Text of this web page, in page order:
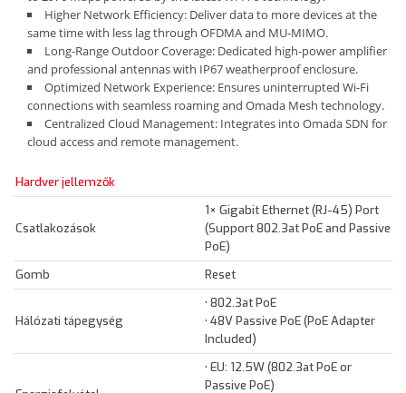
Higher Network Efficiency: Deliver data to more devices at the
same time with less lag through OFDMA and MU-MIMO.
Long-Range Outdoor Coverage: Dedicated high-power amplifier
and professional antennas with IP67 weatherproof enclosure.
Optimized Network Experience: Ensures uninterrupted Wi-Fi
connections with seamless roaming and Omada Mesh technology.
Centralized Cloud Management: Integrates into Omada SDN for
cloud access and remote management.
Hardver jellemzők
Csatlakozások
1× Gigabit Ethernet (RJ-45) Port
(Support 802.3at PoE and Passive
PoE)
Gomb
Reset
Hálózati tápegység
• 802.3at PoE
• 48V Passive PoE (PoE Adapter
Included)
• EU: 12.5W (802.3at PoE or
Passive PoE)